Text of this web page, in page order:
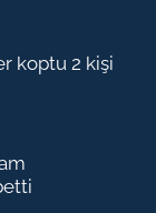
koptu 2 kişi